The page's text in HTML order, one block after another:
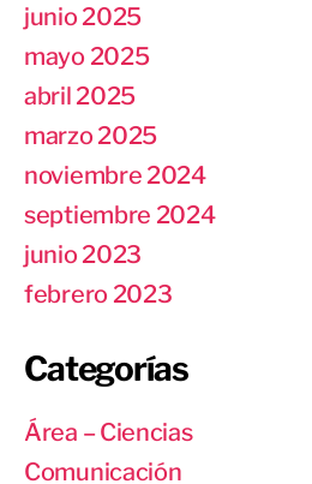
junio 2025
mayo 2025
abril 2025
marzo 2025
noviembre 2024
septiembre 2024
junio 2023
febrero 2023
Categorías
Área – Ciencias
Comunicación